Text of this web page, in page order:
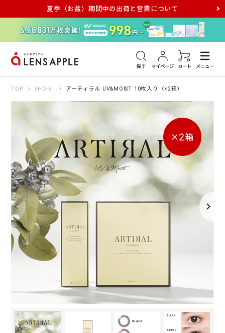
夏季（お盆）期間中の出荷と営業について
探す マイページ カート メニュー
アキュビュー メダリスト メガネ
TOP SHO-BI アーティラル UV&MOIST 10枚入り（×2箱）